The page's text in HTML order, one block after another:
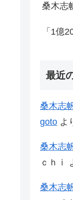
桑木志
「1億
最近
桑木志
goto よ
桑木志
ｃｈｉ
桑木志